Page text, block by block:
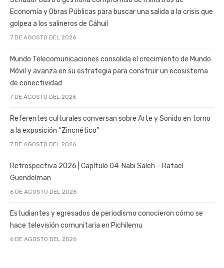
Economía y Obras Públicas para buscar una salida a la crisis que
golpea a los salineros de Cáhuil
7 DE AGOSTO DEL 2026
Mundo Telecomunicaciones consolida el crecimiento de Mundo
Móvil y avanza en su estrategia para construir un ecosistema
de conectividad
7 DE AGOSTO DEL 2026
Referentes culturales conversan sobre Arte y Sonido en torno
a la exposición “Zincnético”
7 DE AGOSTO DEL 2026
Retrospectiva 2026 | Capítulo 04: Nabi Saleh – Rafael
Guendelman
6 DE AGOSTO DEL 2026
Estudiantes y egresados de periodismo conocieron cómo se
hace televisión comunitaria en Pichilemu
6 DE AGOSTO DEL 2026